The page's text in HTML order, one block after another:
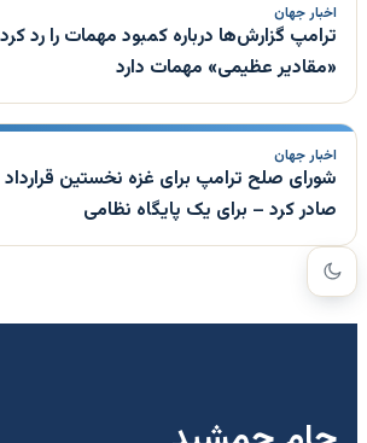
اخبار جهان
ترامپ گزارش‌ها درباره کمبود مهمات را رد
«مقادیر عظیمی» مهمات دارد
اخبار جهان
شورای صلح ترامپ برای غزه نخستین
صادر کرد – برای یک پایگاه نظامی